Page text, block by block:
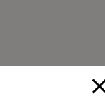
det behövs
oavsett hur